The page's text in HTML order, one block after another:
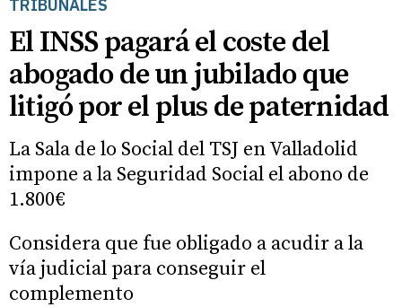
TRIBUNALES
El INSS pagará el coste del
abogado de un jubilado que
litigó por el plus de paternidad
La Sala de lo Social del TSJ en Valladolid
impone a la Seguridad Social el abono de
1.800€
Considera que fue obligado a acudir a la
vía judicial para conseguir el
complemento